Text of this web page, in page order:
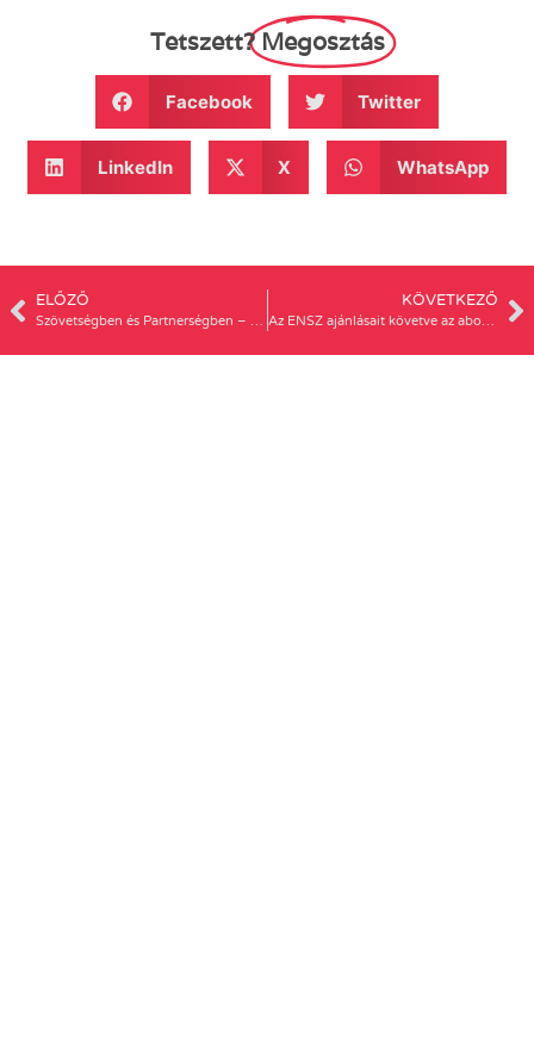
Tetszett? Megosztás
Facebook Twitter
LinkedIn X WhatsApp
ELŐZŐ
Szövetségben és Partnerségben – a Magyar Nők Szövetségének konferenciája
KÖVETKEZŐ
Az ENSZ ajánlásait követve az abortuszok száma is csökkenne – a PATENT sajtóközleménye